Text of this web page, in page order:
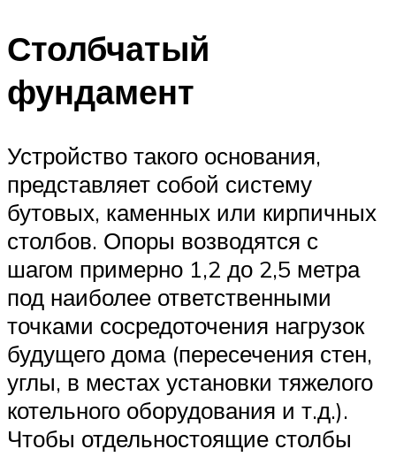
Столбчатый
фундамент
Устройство такого основания,
представляет собой систему
бутовых, каменных или кирпичных
столбов. Опоры возводятся с
шагом примерно 1,2 до 2,5 метра
под наиболее ответственными
точками сосредоточения нагрузок
будущего дома (пересечения стен,
углы, в местах установки тяжелого
котельного оборудования и т.д.).
Чтобы отдельностоящие столбы